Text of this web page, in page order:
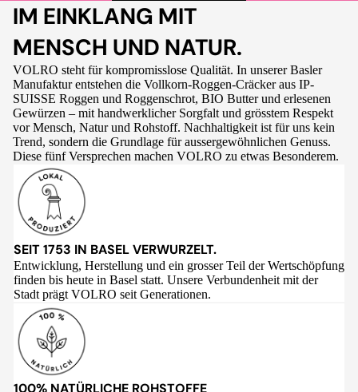
IM EINKLANG MIT
MENSCH UND NATUR.
VOLRO steht für kompromisslose Qualität. In unserer Basler
Manufaktur entstehen die Vollkorn-Roggen-Cräcker aus IP-
SUISSE Roggen und Roggenschrot, BIO Butter und erlesenen
Gewürzen – mit handwerklicher Sorgfalt und grösstem Respekt
vor Mensch, Natur und Rohstoff. Nachhaltigkeit ist für uns kein
Trend, sondern die Grundlage für aussergewöhnlichen Genuss.
Diese fünf Versprechen machen VOLRO zu etwas Besonderem.
SEIT 1753 IN BASEL VERWURZELT.
Entwicklung, Herstellung und ein grosser Teil der Wertschöpfung
finden bis heute in Basel statt. Unsere Verbundenheit mit der
Stadt prägt VOLRO seit Generationen.
100% NATÜRLICHE ROHSTOFFE